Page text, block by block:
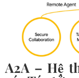
A2A – Hệ